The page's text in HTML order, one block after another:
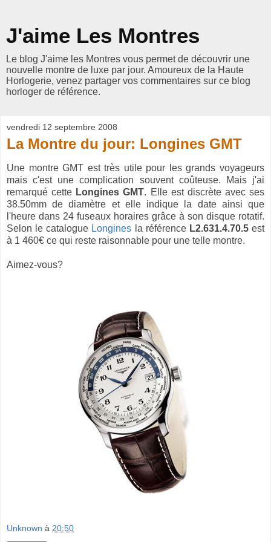
J'aime Les Montres
Le blog J'aime les Montres vous permet de découvrir une
nouvelle montre de luxe par jour. Amoureux de la Haute
Horlogerie, venez partager vos commentaires sur ce blog
horloger de référence.
vendredi 12 septembre 2008
La Montre du jour: Longines GMT
Une montre GMT est très utile pour les grands voyageurs
mais c'est une complication souvent coûteuse. Mais j'ai
remarqué cette Longines GMT. Elle est discrète avec ses
38.50mm de diamètre et elle indique la date ainsi que
l'heure dans 24 fuseaux horaires grâce à son disque rotatif.
Selon le catalogue Longines la référence L2.631.4.70.5est
à 1 460€ ce qui reste raisonnable pour une telle montre.
Aimez-vous?
Unknown à 20:50